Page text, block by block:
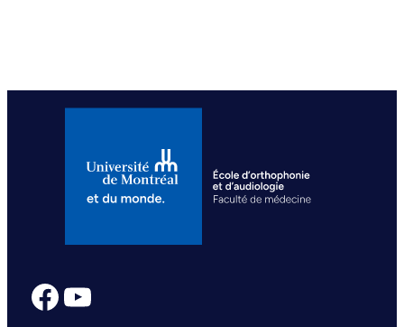
Facebook YouTube